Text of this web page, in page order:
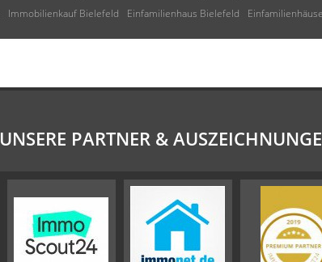
Immobilienkauf Bielefeld Einfamilienhaus Bielefeld
UNSERE PARTNER &